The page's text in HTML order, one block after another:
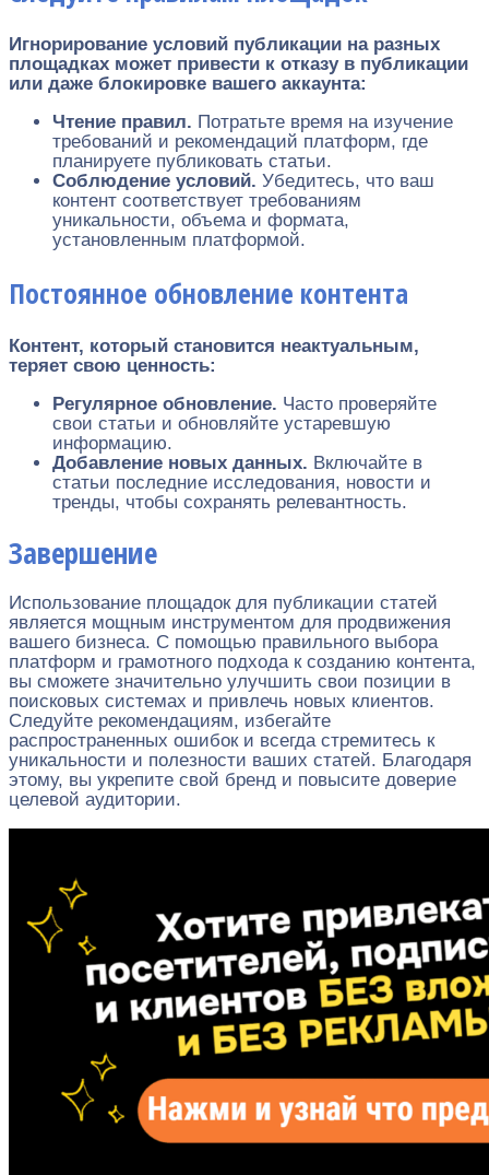
Игнорирование условий публикации на разных
площадках может привести к отказу в публикации
или даже блокировке вашего аккаунта:
Чтение правил. Потратьте время на изучение
требований и рекомендаций платформ, где
планируете публиковать статьи.
Соблюдение условий. Убедитесь, что ваш
контент соответствует требованиям
уникальности, объема и формата,
установленным платформой.
Постоянное обновление контента
Контент, который становится неактуальным,
теряет свою ценность:
Регулярное обновление. Часто проверяйте
свои статьи и обновляйте устаревшую
информацию.
Добавление новых данных. Включайте в
статьи последние исследования, новости и
тренды, чтобы сохранять релевантность.
Завершение
Использование площадок для публикации статей
является мощным инструментом для продвижения
вашего бизнеса. С помощью правильного выбора
платформ и грамотного подхода к созданию контента,
вы сможете значительно улучшить свои позиции в
поисковых системах и привлечь новых клиентов.
Следуйте рекомендациям, избегайте
распространенных ошибок и всегда стремитесь к
уникальности и полезности ваших статей. Благодаря
этому, вы укрепите свой бренд и повысите доверие
целевой аудитории.